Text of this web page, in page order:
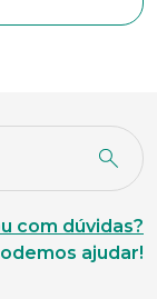
com dúvidas?
ajudar!